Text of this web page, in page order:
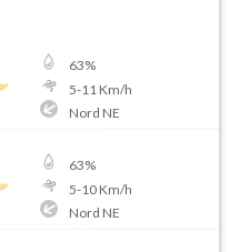
63%
5-11 Km/h
Nord NE
63%
5-10Km/h
Nord NE